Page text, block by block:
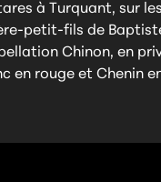
à Turquant, sur
petit-fils de
Chinon, en
en rouge et Chenin